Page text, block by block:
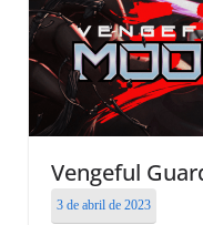
Vengeful
3 de abril de 2023